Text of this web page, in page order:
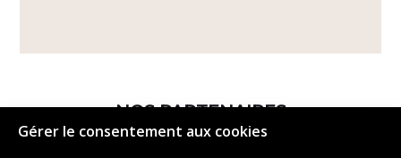
Gérer le consentement aux cookies
NOS PARTENAIRES